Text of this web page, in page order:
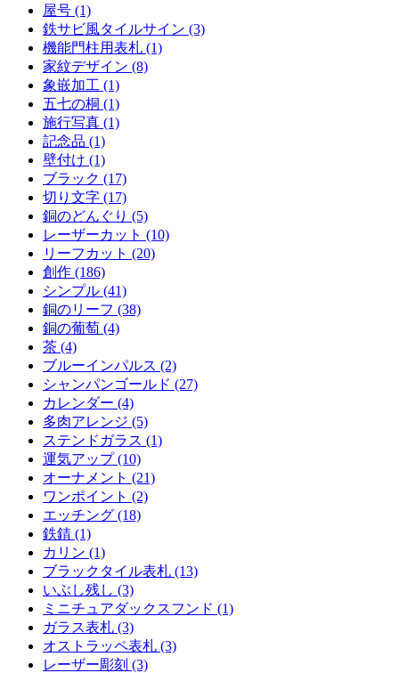
屋号 (1)
鉄サビ風タイルサイン (3)
機能門柱用表札 (1)
家紋デザイン (8)
象嵌加工 (1)
五七の桐 (1)
施行写真 (1)
記念品 (1)
壁付け (1)
ブラック (17)
切り文字 (17)
銅のどんぐり (5)
レーザーカット (10)
リーフカット (20)
創作 (186)
シンプル (41)
銅のリーフ (38)
銅の葡萄 (4)
茶 (4)
ブルーインパルス (2)
シャンパンゴールド (27)
カレンダー (4)
多肉アレンジ (5)
ステンドガラス (1)
運気アップ (10)
オーナメント (21)
ワンポイント (2)
エッチング (18)
鉄錆 (1)
カリン (1)
ブラックタイル表札 (13)
いぶし残し (3)
ミニチュアダックスフンド (1)
ガラス表札 (3)
オストラッペ表札 (3)
レーザー彫刻 (3)